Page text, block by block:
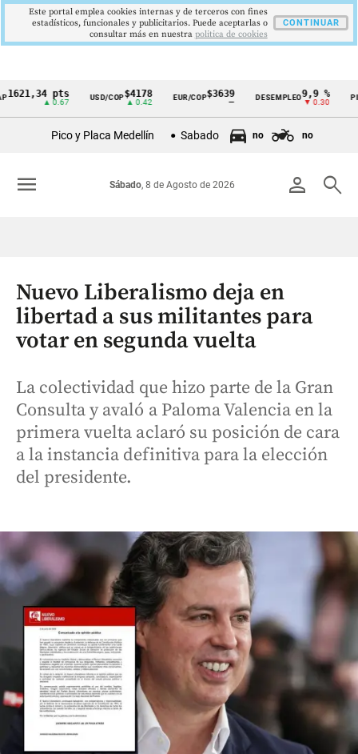
Cintillo
Colombia
pts
▲ 0.67
USD/COP$4178
▲ 0.42
EUR/COP$3639 DESEMPLEO 9,9 %
▼ 0.30 ▲
Pico y Placa Medellín Sabado no no
person search
Sábado, 8 de Agosto de 2026
menu
Nuevo Liberalismo deja en
libertad a sus militantes para
votar en segunda vuelta
La colectividad que hizo parte de la Gran
Consulta y avaló a Paloma Valencia en la
primera vuelta aclaró su posición de cara
a la instancia definitiva para la elección
del presidente.
Este portal emplea cookies internas y de terceros con fines
estadísticos, funcionales y publicitarios. Puede aceptarlas o
consultar más en nuestra politica de cookies
CONTINUAR